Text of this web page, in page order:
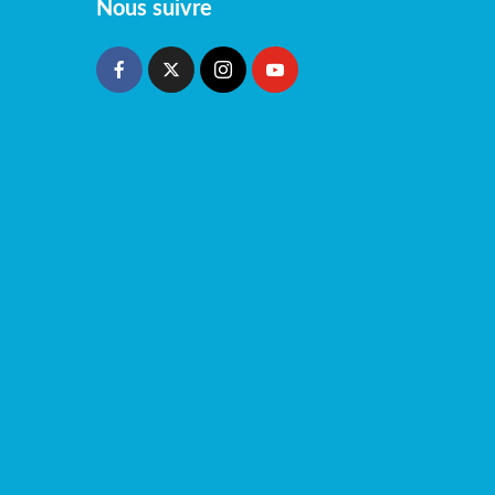
Nous suivre